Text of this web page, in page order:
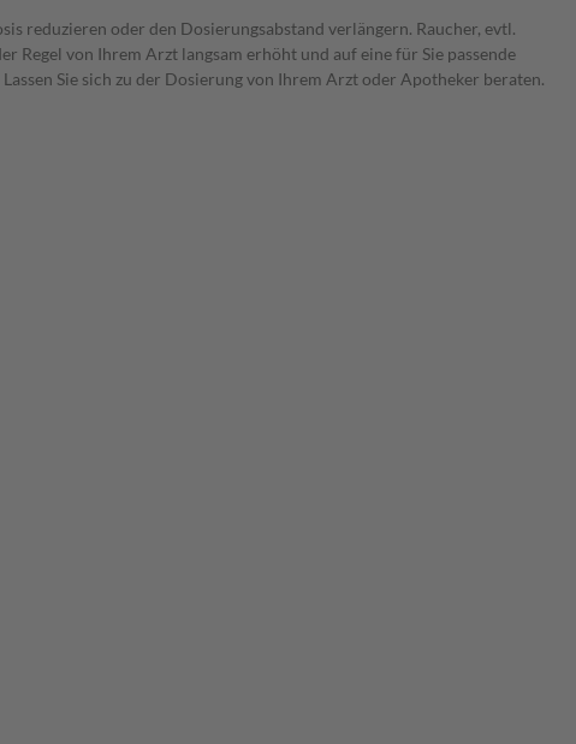
reduzieren oder den Dosierungsabstand verlängern. Raucher, evtl.
Regel von Ihrem Arzt langsam erhöht und auf eine für Sie passende
Sie sich zu der Dosierung von Ihrem Arzt oder Apotheker beraten.